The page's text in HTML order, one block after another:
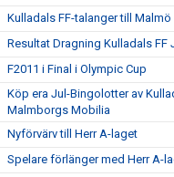
Kulladals FF-talanger till Malmö
Resultat Dragning Kulladals FF
F2011 i Final i Olympic Cup
Köp era Jul-Bingolotter av
Malmborgs Mobilia
Nyförvärv till Herr A-laget
Spelare förlänger med Herr A-